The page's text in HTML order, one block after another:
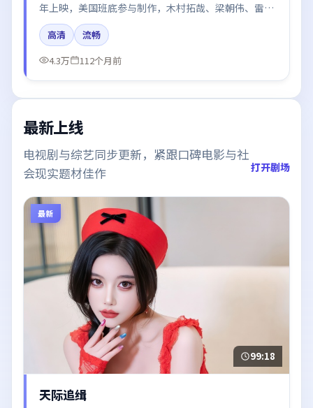
年上映，美国班底参与制作，木村拓哉、梁朝伟、雷佳
音在片中呈现细腻表演，影像风格统一，配乐与剪辑强
化了情绪曲线。
高清
流畅
4.3万
112个月前
最新上线
电视剧与综艺同步更新，紧跟口碑电影与社
会现实题材佳作
打开剧场
最新
99:18
天际追缉